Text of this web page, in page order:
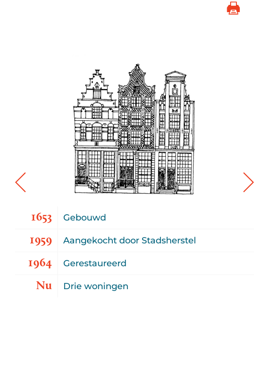
1653 Gebouwd
1959 Aangekocht door Stadsherstel
1964 Gerestaureerd
Nu Drie woningen